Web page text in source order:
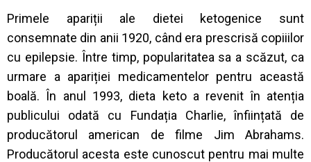
Primele apariții ale dietei ketogenice sunt
consemnate din anii 1920, când era prescrisă copiiilor
cu epilepsie. Între timp, popularitatea sa a scăzut, ca
urmare a apariției medicamentelor pentru această
boală. În anul 1993, dieta keto a revenit în atenția
publicului odată cu Fundația Charlie, înființată de
producătorul american de filme Jim Abrahams.
Producătorul acesta este cunoscut pentru mai multe